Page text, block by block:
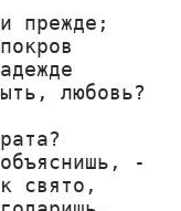
прежде;
любовь?
-
свято,